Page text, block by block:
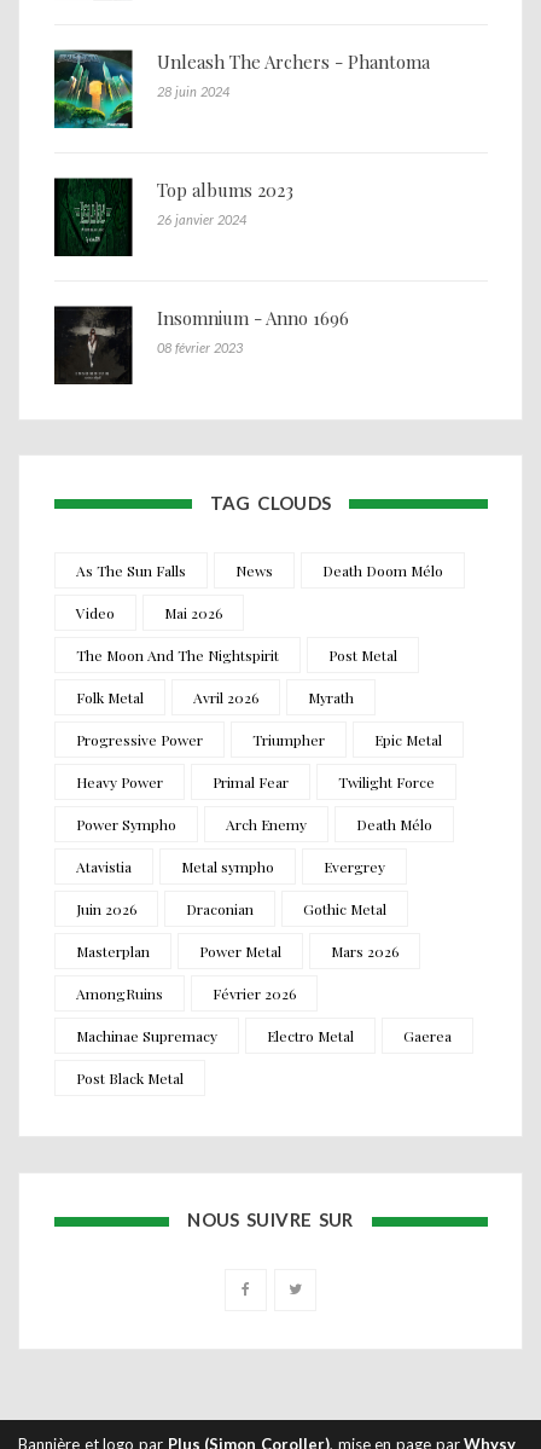
Unleash The Archers - Phantoma
28 juin 2024
Top albums 2023
26 janvier 2024
Insomnium - Anno 1696
08 février 2023
TAG CLOUDS
As The Sun Falls News Death Doom Mélo
Video Mai 2026
The Moon And The Nightspirit Post Metal
Folk Metal Avril 2026 Myrath
Progressive Power Triumpher Epic Metal
Heavy Power Primal Fear Twilight Force
Power Sympho Arch Enemy Death Mélo
Atavistia Metal sympho Evergrey
Juin 2026 Draconian Gothic Metal
Masterplan Power Metal Mars 2026
AmongRuins Février 2026
Machinae Supremacy Electro Metal Gaerea
Post Black Metal
NOUS SUIVRE SUR
Bannière et logo par Plus (Simon Coroller), mise en page parWhysy